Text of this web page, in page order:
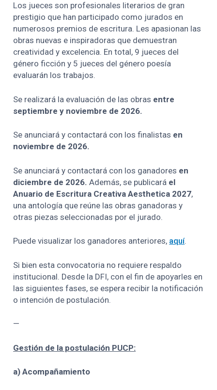
Los jueces son profesionales literarios de gran
prestigio que han participado como jurados en
numerosos premios de escritura. Les apasionan las
obras nuevas e inspiradoras que demuestran
creatividad y excelencia. En total, 9 jueces del
género ficción y 5 jueces del género poesía
evaluarán los trabajos.
Se realizará la evaluación de las obras entre
septiembre y noviembre de 2026.
Se anunciará y contactará con los finalistas en
noviembre de 2026.
Se anunciará y contactará con los ganadores en
diciembre de 2026.Además, se publicará el
Anuario de Escritura Creativa Aesthetica 2027,
una antología que reúne las obras ganadoras y
otras piezas seleccionadas por el jurado.
Puede visualizar los ganadores anteriores, aquí.
Si bien esta convocatoria no requiere respaldo
institucional. Desde la DFI, con el fin de apoyarles en
las siguientes fases, se espera recibir la notificación
o intención de postulación.
—
Gestión de la postulación PUCP:
a) Acompañamiento